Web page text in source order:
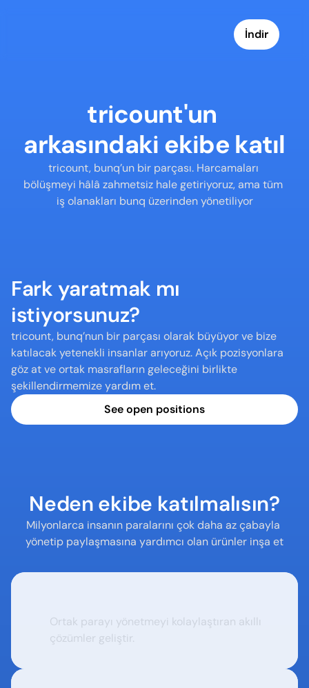
İndir
tricount'un
arkasındaki ekibe katıl
tricount, bunq’un bir parçası. Harcamaları
bölüşmeyi hâlâ zahmetsiz hale getiriyoruz, ama tüm
iş olanakları bunq üzerinden yönetiliyor
Fark yaratmak mı
istiyorsunuz?
tricount, bunq’nun bir parçası olarak büyüyor ve bize
katılacak yetenekli insanlar arıyoruz. Açık pozisyonlara
göz at ve ortak masrafların geleceğini birlikte
şekillendirmemize yardım et.
See open positions
Neden ekibe katılmalısın?
Milyonlarca insanın paralarını çok daha az çabayla
yönetip paylaşmasına yardımcı olan ürünler inşa et
Ortak parayı yönetmeyi kolaylaştıran akıllı
çözümler geliştir.